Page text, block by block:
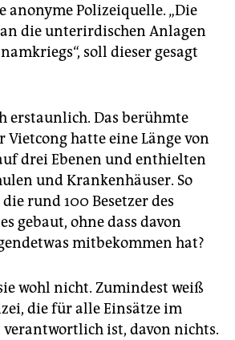
anonyme Polizeiquelle. „Die
die unterirdischen Anlagen
soll dieser gesagt
erstaunlich. Das berühmte
Vietcong hatte eine Länge von
drei Ebenen und enthielten
und Krankenhäuser. So
rund 100 Besetzer des
gebaut, ohne dass davon
mitbekommen hat?
wohl nicht. Zumindest weiß
die für alle Einsätze im
verantwortlich ist, davon nichts.